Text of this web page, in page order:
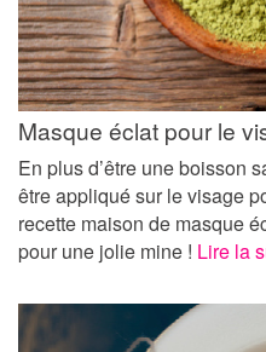
Masque éclat pour le
En plus d’être une boisson
être appliqué sur le visage
recette maison de masque
pour une jolie mine ! Lire la